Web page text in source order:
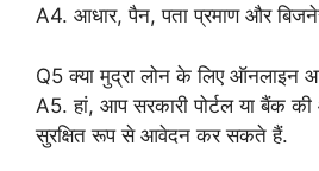
A4. आधार, पैन, पता प्रमाण और
Q5 क्या मुद्रा लोन के लिए ऑनलाइन
A5. हां, आप सरकारी पोर्टल या बैंक
सुरक्षित रूप से आवेदन कर सकते हैं.